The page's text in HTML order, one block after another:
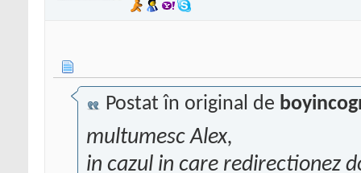
Postat în original de
multumesc Alex,
in cazul in care redirectionez